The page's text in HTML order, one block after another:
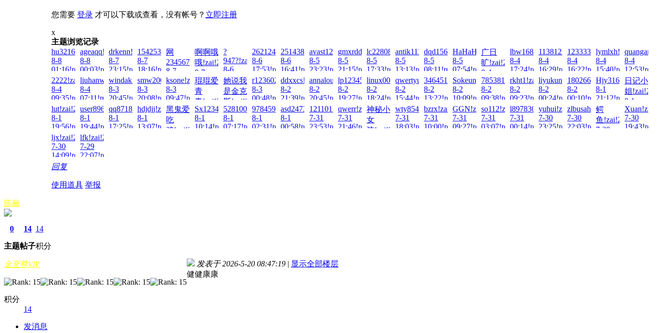
您需要 登录 才可以下载或查看，没有帐号？ 立即注册
x
主题浏览记录
hu321644451!zai!2026-
8-8
01:16!read!
ageaqq!zai!2026-
8-8
00:03!read!
drkenn!zai!2026-
8-7
23:15!read!
1542538255!zai!2026-
8-7
18:16!read!
网
23456789!zai!2026-
8-7
12:04!read!
啊啊哦
哦!zai!2026-
8-7
05:03!read!
?
947?!zai!2026-
8-6
21:52!read!
2621248473!zai!2026-
8-6
17:53!read!
2514385417!zai!2026-
8-6
16:41!read!
avast123!zai!2026-
8-5
23:23!read!
gmxrdd!zai!2026-
8-5
21:15!read!
lc2280832!zai!2026-
8-5
17:33!read!
antik1111!zai!2026-
8-5
13:13!read!
dqd15627860451!zai!2026-
8-5
08:11!read!
HaHaHa123!zai!2026-
8-5
07:54!read!
广日
旷!zai!2026-
8-4
17:30!read!
lbw16888!zai!2026-
8-4
17:24!read!
1138123980!zai!2026-
8-4
16:29!read!
1233331!zai!2026-
8-4
16:22!read!
lymlxh!zai!2026-
8-4
15:40!read!
8-4
12:53!read!
2222!zai!2026-
8-4
09:35!read!
liuhanwei!zai!2026-
8-4
07:11!read!
windak2000!zai!2026-
8-3
20:45!read!
smw200712!zai!2026-
8-3
20:08!read!
ksone!zai!2026-
8-3
09:47!read!
琨琨爱
青
青!zai!2026-
8-3
05:06!read!
她说我
是金克
斯!zai!2026-
8-3
01:49!read!
r12360225!zai!2026-
8-3
00:48!read!
ddxxcs!zai!2026-
8-2
21:39!read!
annalou666888!zai!2026-
8-2
20:45!read!
lp123456!zai!2026-
8-2
19:27!read!
linux0004!zai!2026-
8-2
18:24!read!
qwertyuiop789!zai!2026-
8-2
15:44!read!
3464511848!zai!2026-
8-2
13:22!read!
Sokeung00!zai!2026-
8-2
10:09!read!
785381577!zai!2026-
8-2
09:38!read!
rkht1!zai!2026-
8-2
09:23!read!
liyukun719!zai!2026-
8-2
00:24!read!
1802667552!zai!2026-
8-2
00:10!read!
Hjy316!zai!2026-
8-1
21:12!read!
日记小
姐!zai!2026-
8-1
20:03!read!
lut!zai!2026-
8-1
19:56!read!
user8963!zai!2026-
8-1
19:44!read!
qq871846365!zai!2026-
8-1
17:25!read!
hdjdjj!zai!2026-
8-1
13:07!read!
黑鬼爱
吃
鸡!zai!2026-
Sx1234567!zai!2026-
8-1
10:14!read!
5281000796!zai!2026-
8-1
07:17!read!
978459211!zai!2026-
8-1
02:31!read!
asd247387010!zai!2026-
8-1
00:58!read!
1211012110!zai!2026-
7-31
23:53!read!
qwerr!zai!2026-
7-31
21:46!read!
神秘小
女
孩!zai!2026-
wty854414!zai!2026-
7-31
18:03!read!
bzrx!zai!2026-
7-31
10:00!read!
GGN!zai!2026-
7-31
09:27!read!
so112!zai!2026-
7-31
03:07!read!
l897830689!zai!2026-
7-31
00:14!read!
yuhui!zai!2026-
7-30
23:25!read!
zlbusahu!zai!2026-
7-30
22:03!read!
鳄
鱼!zai!2026-
7-30
7-30
19:43!read!
ljx!zai!2026-
7-30
14:09!read!
lfk!zai!2026-
7-29
22:07!read!
回复
使用道具 举报
陈赫
0
主题
14
帖子
14
积分
金至尊VIP
积分
14
发消息
发表于 2026-5-20 08:47:19 | 显示全部楼层
健健康康